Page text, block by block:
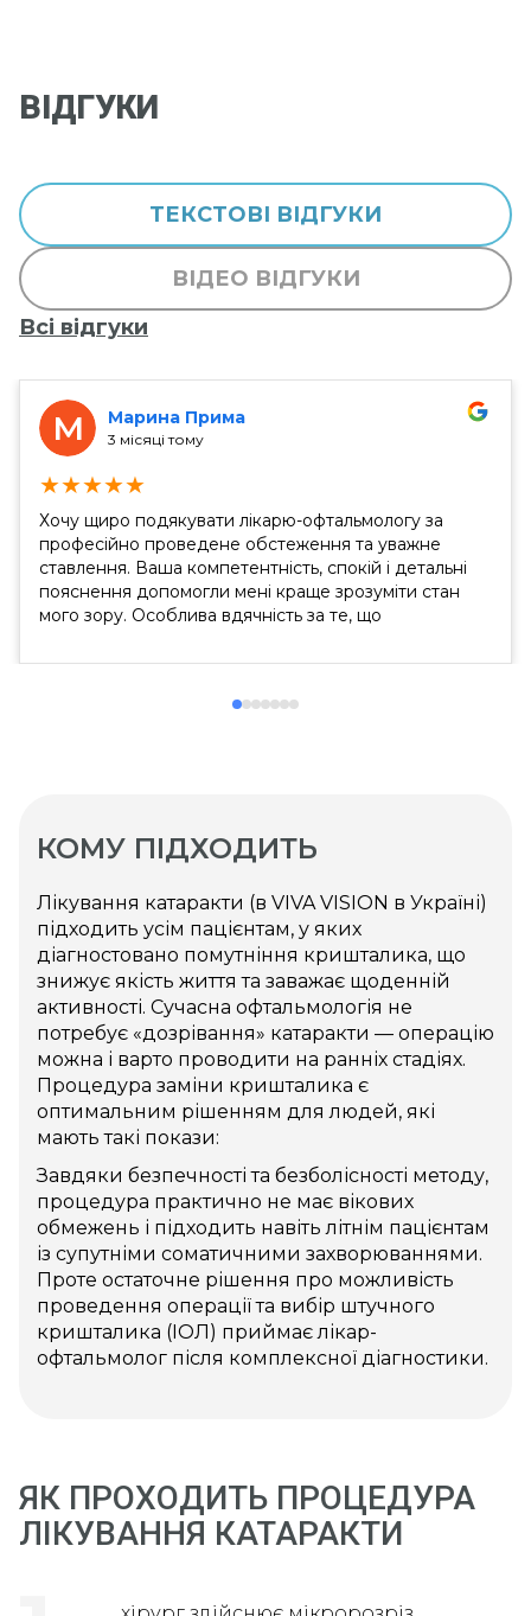
ВІДГУКИ
ТЕКСТОВІ ВІДГУКИ
ВІДЕО ВІДГУКИ
Всі відгуки
М Марина Прима
3 місяці тому
★★★★★
Хочу щиро подякувати лікарю-офтальмологу за
професійно проведене обстеження та уважне
ставлення. Ваша компетентність, спокій і детальні
пояснення допомогли мені краще зрозуміти стан
мого зору. Особлива вдячність за те, що
лазерної корекції. Це дуже важливо для мене і
КОМУ ПІДХОДИТЬ
Лікування катаракти (в VIVA VISION в Україні)
підходить усім пацієнтам, у яких
діагностовано помутніння кришталика, що
знижує якість життя та заважає щоденній
активності. Сучасна офтальмологія не
потребує «дозрівання» катаракти — операцію
можна і варто проводити на ранніх стадіях.
Процедура заміни кришталика є
оптимальним рішенням для людей, які
мають такі покази:
Завдяки безпечності та безболісності методу,
процедура практично не має вікових
обмежень і підходить навіть літнім пацієнтам
із супутніми соматичними захворюваннями.
Проте остаточне рішення про можливість
проведення операції та вибір штучного
кришталика (ІОЛ) приймає лікар-
офтальмолог після комплексної діагностики.
ЯК ПРОХОДИТЬ ПРОЦЕДУРА
ЛІКУВАННЯ КАТАРАКТИ